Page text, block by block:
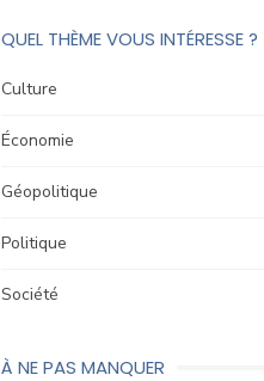
QUEL THÈME VOUS INTÉRESSE ?
Culture
Économie
Géopolitique
Politique
Société
À NE PAS MANQUER